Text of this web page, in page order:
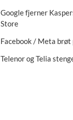
Google fjerner
Store
Facebook / Meta
Telenor og Telia